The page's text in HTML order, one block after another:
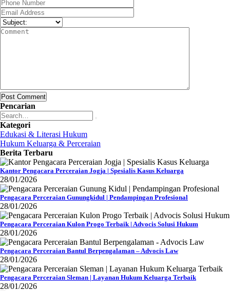
Post Comment
Pencarian
Kategori
Edukasi & Literasi Hukum
Hukum Keluarga & Perceraian
Berita Terbaru
Kantor Pengacara Perceraian Jogja | Spesialis Kasus Keluarga
28/01/2026
Pengacara Perceraian Gunungkidul | Pendampingan Profesional
28/01/2026
Pengacara Perceraian Kulon Progo Terbaik | Advocis Solusi Hukum
28/01/2026
Pengacara Perceraian Bantul Berpengalaman – Advocis Law
28/01/2026
Pengacara Perceraian Sleman | Layanan Hukum Keluarga Terbaik
28/01/2026